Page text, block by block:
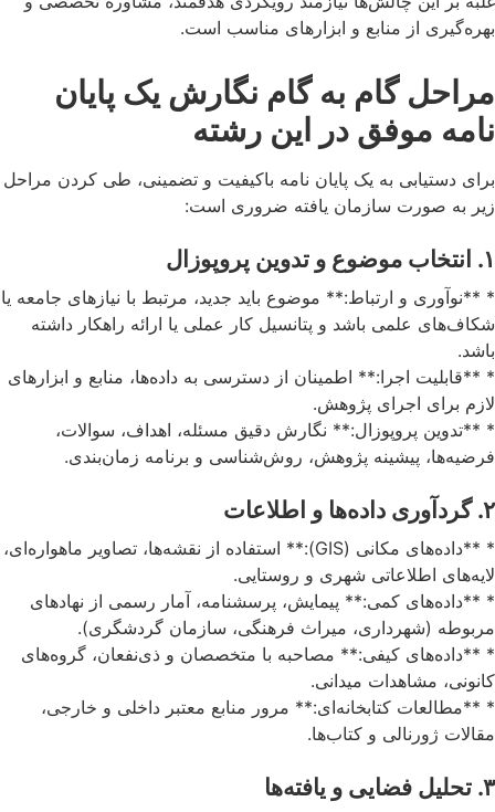
بهره‌گیری از منابع و ابزارهای مناسب است.
مراحل گام به گام نگارش یک پایان
نامه موفق در این رشته
برای دستیابی به یک پایان نامه باکیفیت و تضمینی، طی کردن مراحل
زیر به صورت سازمان یافته ضروری است:
۱. انتخاب موضوع و تدوین پروپوزال
* **نوآوری و ارتباط:** موضوع باید جدید، مرتبط با نیازهای جامعه یا
شکاف‌های علمی باشد و پتانسیل کار عملی یا ارائه راهکار داشته
باشد.
* **قابلیت اجرا:** اطمینان از دسترسی به داده‌ها، منابع و ابزارهای
لازم برای اجرای پژوهش.
* **تدوین پروپوزال:** نگارش دقیق مسئله، اهداف، سوالات،
فرضیه‌ها، پیشینه پژوهش، روش‌شناسی و برنامه زمان‌بندی.
۲. گردآوری داده‌ها و اطلاعات
* **داده‌های مکانی (GIS):** استفاده از نقشه‌ها، تصاویر ماهواره‌ای،
لایه‌های اطلاعاتی شهری و روستایی.
* **داده‌های کمی:** پیمایش، پرسشنامه، آمار رسمی از نهادهای
مربوطه (شهرداری، میراث فرهنگی، سازمان گردشگری).
* **داده‌های کیفی:** مصاحبه با متخصصان و ذی‌نفعان، گروه‌های
کانونی، مشاهدات میدانی.
* **مطالعات کتابخانه‌ای:** مرور منابع معتبر داخلی و خارجی،
مقالات ژورنالی و کتاب‌ها.
۳. تحلیل فضایی و یافته‌ها